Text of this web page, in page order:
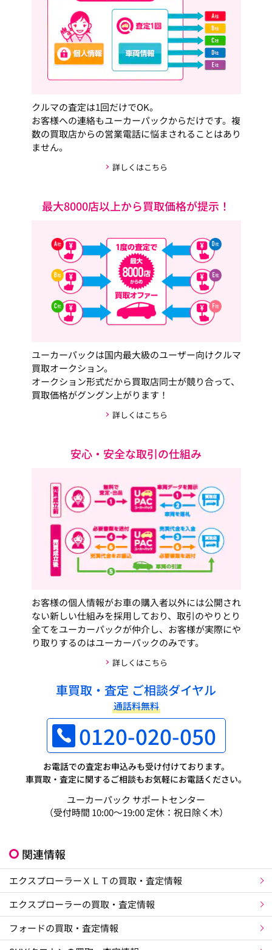
クルマの査定は1回だけでOK。
お客様への連絡もユーカーパックからだけです。複
数の買取店からの営業電話に悩まされることはあり
ません。
詳しくはこちら
最大8000店以上から買取価格が提示！
ユーカーパックは国内最大級のユーザー向けクルマ
買取オークション。
オークション形式だから買取店同士が競り合って、
買取価格がグングン上がります！
詳しくはこちら
安心・安全な取引の仕組み
お客様の個人情報がお車の購入者以外には公開され
ない新しい仕組みを採用しており、取引のやりとり
全てをユーカーパックが仲介し、お客様が実際にや
り取りするのはユーカーパックのみです。
詳しくはこちら
車買取・査定 ご相談ダイヤル
通話料無料
0120-020-050
お電話での査定お申込みも受け付けております。
車買取・査定に関するご相談もお気軽にお電話ください。
ユーカーパック サポートセンター
（受付時間 10:00～19:00 定休：祝日除く木）
関連情報
エクスプローラーＸＬＴの買取・査定情報
エクスプローラーの買取・査定情報
フォードの買取・査定情報